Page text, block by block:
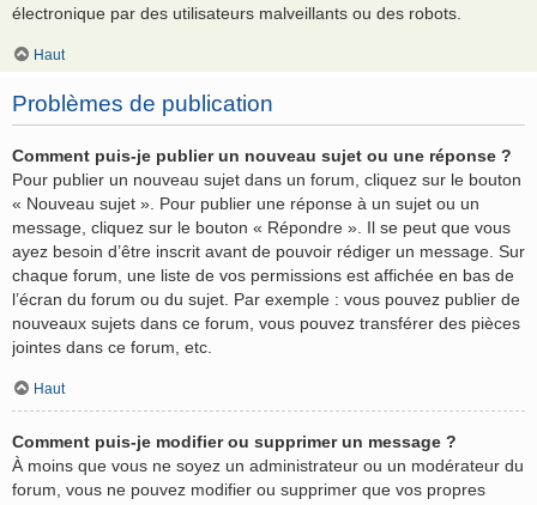
électronique par des utilisateurs malveillants ou des robots.
Haut
Problèmes de publication
Comment puis-je publier un nouveau sujet ou une réponse ?
Pour publier un nouveau sujet dans un forum, cliquez sur le bouton
« Nouveau sujet ». Pour publier une réponse à un sujet ou un
message, cliquez sur le bouton « Répondre ». Il se peut que vous
ayez besoin d’être inscrit avant de pouvoir rédiger un message. Sur
chaque forum, une liste de vos permissions est affichée en bas de
l’écran du forum ou du sujet. Par exemple : vous pouvez publier de
nouveaux sujets dans ce forum, vous pouvez transférer des pièces
jointes dans ce forum, etc.
Haut
Comment puis-je modifier ou supprimer un message ?
À moins que vous ne soyez un administrateur ou un modérateur du
forum, vous ne pouvez modifier ou supprimer que vos propres